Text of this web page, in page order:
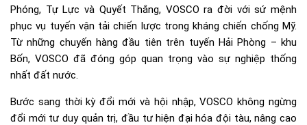
Phóng, Tự Lực và Quyết Thắng, VOSCO ra đời với sứ mệnh
phục vụ tuyến vận tải chiến lược trong kháng chiến chống Mỹ.
Từ những chuyến hàng đầu tiên trên tuyến Hải Phòng – khu
Bốn, VOSCO đã đóng góp quan trọng vào sự nghiệp thống
nhất đất nước.
Bước sang thời kỳ đổi mới và hội nhập, VOSCO không ngừng
đổi mới tư duy quản trị, đầu tư hiện đại hóa đội tàu, nâng cao